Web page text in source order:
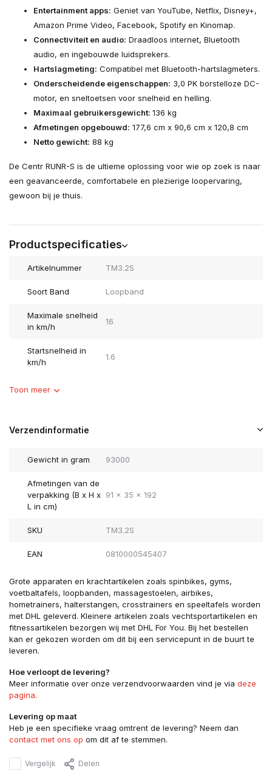
Entertainment apps: Geniet van YouTube, Netflix, Disney+,
Amazon Prime Video, Facebook, Spotify en Kinomap.
Connectiviteit en audio: Draadloos internet, Bluetooth
audio, en ingebouwde luidsprekers.
Hartslagmeting: Compatibel met Bluetooth-hartslagmeters.
Onderscheidende eigenschappen: 3,0 PK borstelloze DC-
motor, en sneltoetsen voor snelheid en helling.
Maximaal gebruikersgewicht: 136 kg
Afmetingen opgebouwd: 177,6 cm x 90,6 cm x 120,8 cm
Netto gewicht: 88 kg
De Centr RUNR-S is de ultieme oplossing voor wie op zoek is naar
een geavanceerde, comfortabele en plezierige loopervaring,
gewoon bij je thuis.
Productspecificaties
Artikelnummer TM3.2S
Soort Band Loopband
Maximale snelheid
in km/h
16
Startsnelheid in
km/h
1.6
Toon meer
Verzendinformatie
Gewicht in gram 93000
Afmetingen van de
verpakking (B x H x
L in cm)
91 x 35 x 192
SKU TM3.2S
EAN 0810000545407
Grote apparaten en krachtartikelen zoals spinbikes, gyms,
voetbaltafels, loopbanden, massagestoelen, airbikes,
hometrainers, halterstangen, crosstrainers en speeltafels worden
met DHL geleverd. Kleinere artikelen zoals vechtsportartikelen en
fitnessartikelen bezorgen wij met DHL For You. Bij het bestellen
kan er gekozen worden om dit bij een servicepunt in de buurt te
leveren.
Hoe verloopt de levering?
Meer informatie over onze verzendvoorwaarden vind je via deze
pagina.
Levering op maat
Heb je een specifieke vraag omtrent de levering? Neem dan
contact met ons op om dit af te stemmen.
Vergelijk Delen